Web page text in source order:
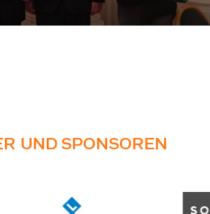
UND SPONSOREN